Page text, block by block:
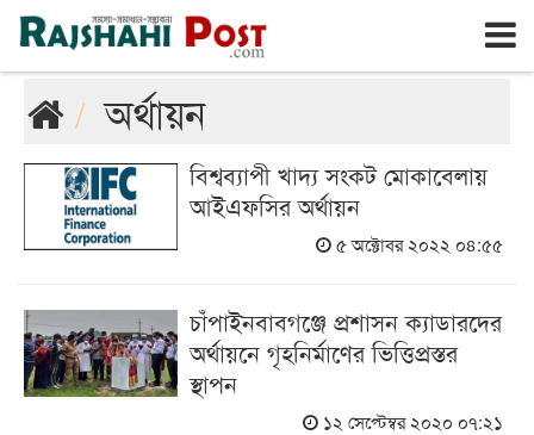
রাজশাহী শনিবার, ৮ই আগস্ট ২০২৬, ২৪শে শ্রাবণ ১৪৩৩
অর্থায়ন
বিশ্বব্যাপী খাদ্য সংকট মোকাবেলায়
আইএফসির অর্থায়ন
৫ অক্টোবর ২০২২ ০৪:৫৫
চাঁপাইনবাবগঞ্জে প্রশাসন ক্যাডারদের
অর্থায়নে গৃহনির্মাণের ভিত্তিপ্রস্তর
স্থাপন
১২ সেপ্টেম্বর ২০২০ ০৭:২১